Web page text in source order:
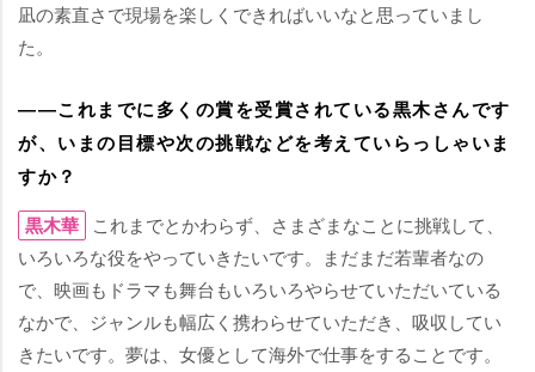
凪の素直さで現場を楽しくできればいいなと思っていまし
た。
――これまでに多くの賞を受賞されている黒木さんです
が、いまの目標や次の挑戦などを考えていらっしゃいま
すか？
黒木華
これまでとかわらず、さまざまなことに挑戦して、
いろいろな役をやっていきたいです。まだまだ若輩者なの
で、映画もドラマも舞台もいろいろやらせていただいている
なかで、ジャンルも幅広く携わらせていただき、吸収してい
きたいです。夢は、女優として海外で仕事をすることです。